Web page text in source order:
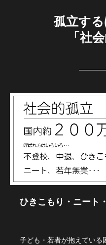
孤立す
「社
ひきこもり・ニート
子ども・若者が抱えている